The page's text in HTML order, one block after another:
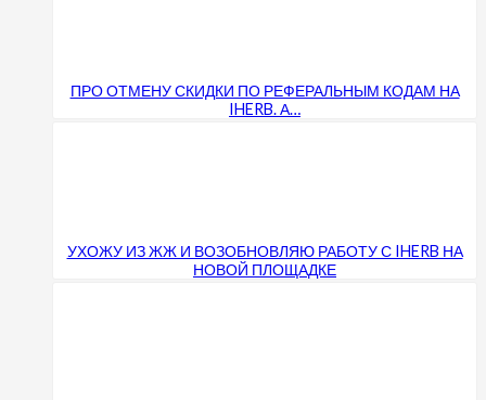
ПРО ОТМЕНУ СКИДКИ ПО РЕФЕРАЛЬНЫМ КОДАМ НА
IHERB. А…
УХОЖУ ИЗ ЖЖ И ВОЗОБНОВЛЯЮ РАБОТУ С IHERB НА
НОВОЙ ПЛОЩАДКЕ